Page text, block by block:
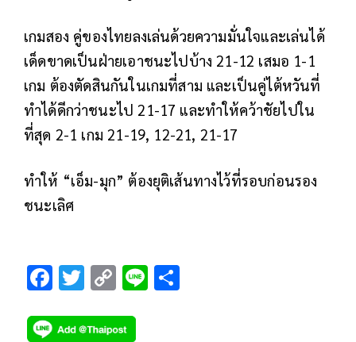
เกมสอง คู่ของไทยลงเล่นด้วยความมั่นใจและเล่นได้
เด็ดขาดเป็นฝ่ายเอาชนะไปบ้าง 21-12 เสมอ 1-1
เกม ต้องตัดสินกันในเกมที่สาม และเป็นคู่ไต้หวันที่
ทำได้ดีกว่าชนะไป 21-17 และทำให้คว้าชัยไปใน
ที่สุด 2-1 เกม 21-19, 12-21, 21-17
ทำให้ “เอ็ม-มุก” ต้องยุติเส้นทางไว้ที่รอบก่อนรอง
ชนะเลิศ
F
e
T
tt
C
p
Li